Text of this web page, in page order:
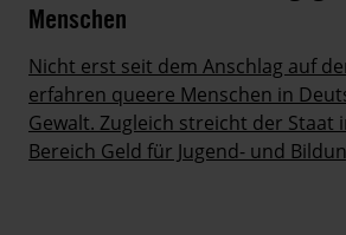
Menschen
Nicht erst seit dem Anschlag auf
erfahren queere Menschen in
Gewalt. Zugleich streicht der Staat
Bereich Geld für Jugend- und